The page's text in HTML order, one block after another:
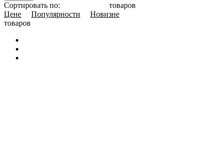
Сортировать по:
товаров
Цене
Популярности
Новизне
товаров